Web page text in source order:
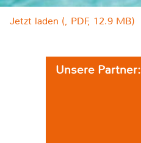
Jetzt laden (, PDF, 12.9 MB)
Unsere Partner: